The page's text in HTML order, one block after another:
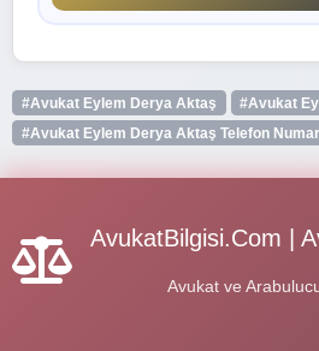
#Avukat Eylem Derya Aktaş
#Avukat
#Avukat Eylem Derya Aktaş Telefon
AvukatBilgisi.Com |
Avukat ve